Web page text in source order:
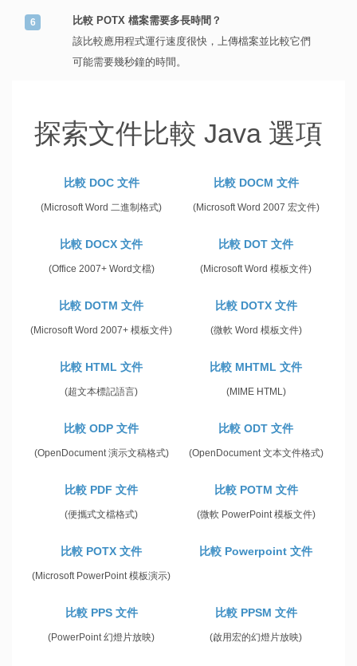
比較 POTX 檔案需要多長時間？
該比較應用程式運行速度很快，上傳檔案並比較它們
可能需要幾秒鐘的時間。
探索文件比較 Java 選項
比較 DOC 文件
(Microsoft Word 二進制格式)
比較 DOCM 文件
(Microsoft Word 2007 宏文件)
比較 DOCX 文件
(Office 2007+ Word文檔)
比較 DOT 文件
(Microsoft Word 模板文件)
比較 DOTM 文件
(Microsoft Word 2007+ 模板文件)
比較 DOTX 文件
(微軟 Word 模板文件)
比較 HTML 文件
(超文本標記語言)
比較 MHTML 文件
(MIME HTML)
比較 ODP 文件
(OpenDocument 演示文稿格式)
比較 ODT 文件
(OpenDocument 文本文件格式)
比較 PDF 文件
(便攜式文檔格式)
比較 POTM 文件
(微軟 PowerPoint 模板文件)
比較 POTX 文件
(Microsoft PowerPoint 模板演示)
比較 Powerpoint 文件
比較 PPS 文件
(PowerPoint 幻燈片放映)
比較 PPSM 文件
(啟用宏的幻燈片放映)